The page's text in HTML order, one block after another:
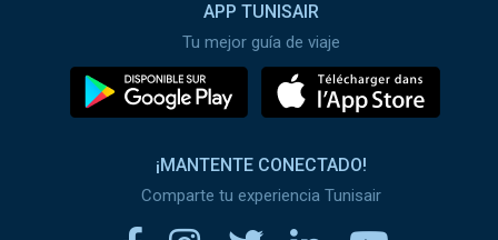
APP TUNISAIR
Tu mejor guía de viaje
¡MANTENTE CONECTADO!
Comparte tu experiencia Tunisair